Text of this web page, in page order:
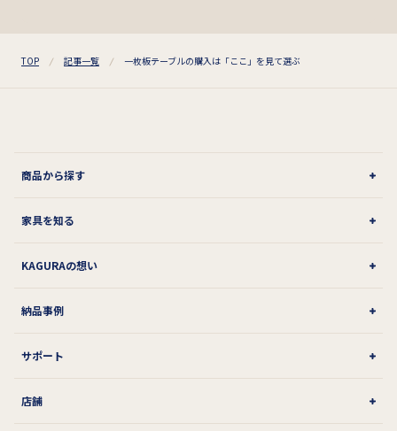
TOP 記事一覧 一枚板テーブルの購入は「ここ」を見て選ぶ
商品から探す
家具を知る
KAGURAの想い
納品事例
サポート
店舗